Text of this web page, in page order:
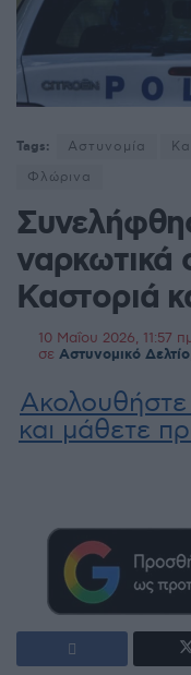
Tags: Αστυνομία
Φλώρινα
ναρκωτικά
Καστοριά
10 Μαΐου 2026, 11:57
σε Αστυνομικό Δελτίο
και μάθετε